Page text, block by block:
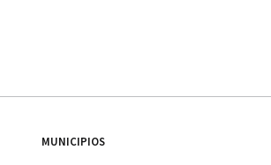
MUNICIPIOS